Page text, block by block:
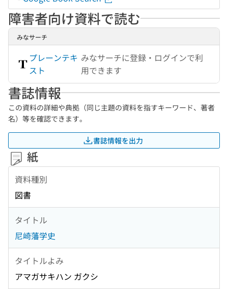
障害者向け資料で読む
みなサーチ
プレーンテキ
スト
みなサーチに登録・ログインで利
用できます
書誌情報
この資料の詳細や典拠（同じ主題の資料を指すキーワード、著者
名）等を確認できます。
書誌情報を出力
紙
資料種別
図書
タイトル
尼崎藩学史
タイトルよみ
アマガサキハン ガクシ